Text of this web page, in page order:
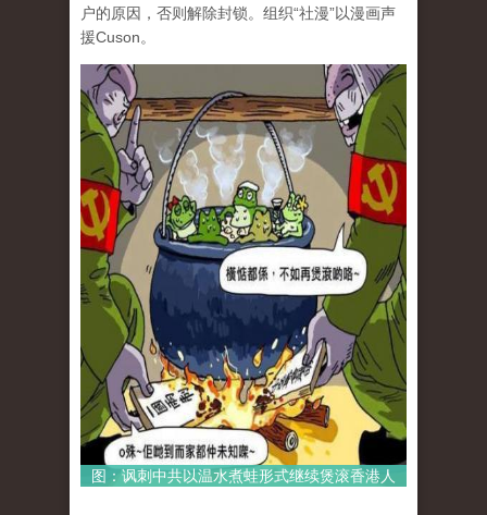
户的原因，否则解除封锁。组织“社漫”以漫画声
援Cuson。
图：讽刺中共以温水煮蛙形式继续煲滚香港人